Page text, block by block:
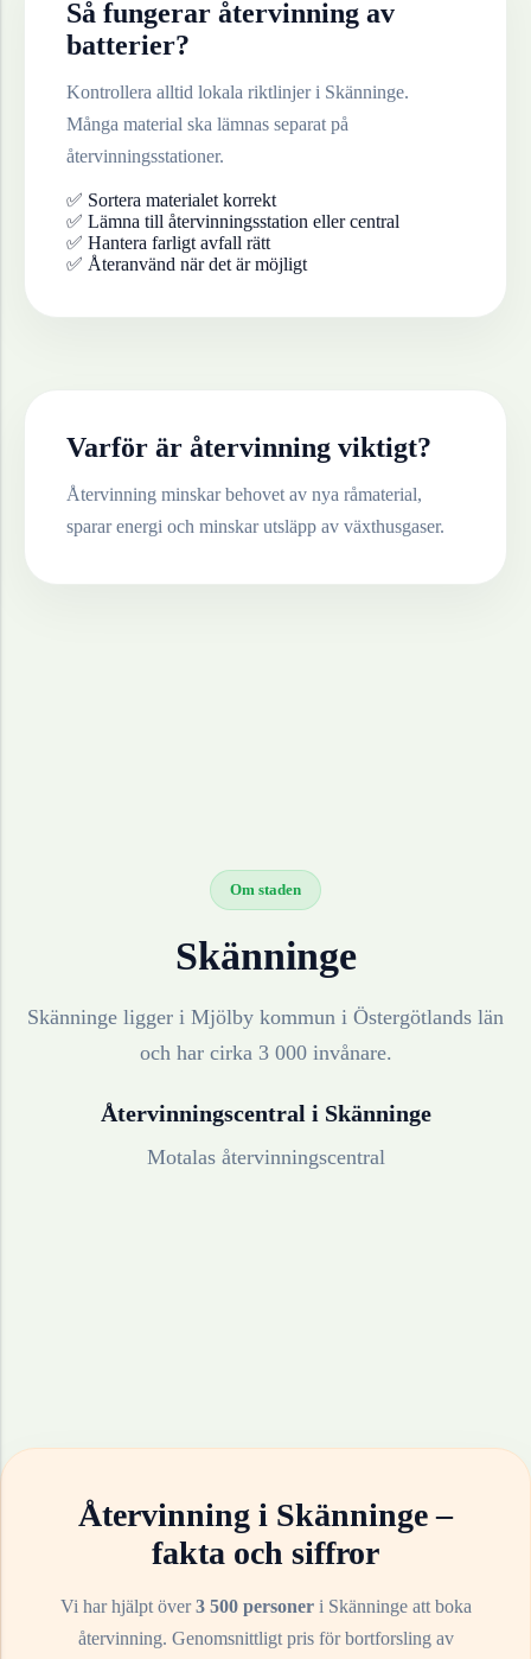
Så fungerar återvinning av
batterier?
Kontrollera alltid lokala riktlinjer i Skänninge.
Många material ska lämnas separat på
återvinningsstationer.
✅ Sortera materialet korrekt
✅ Lämna till återvinningsstation eller central
✅ Hantera farligt avfall rätt
✅ Återanvänd när det är möjligt
Varför är återvinning viktigt?
Återvinning minskar behovet av nya råmaterial,
sparar energi och minskar utsläpp av växthusgaser.
Om staden
Skänninge
Skänninge ligger i Mjölby kommun i Östergötlands län
och har cirka 3 000 invånare.
Återvinningscentral i Skänninge
Motalas återvinningscentral
Återvinning i Skänninge–
fakta och siffror
Vi har hjälpt över3 500 personeri Skänningeatt boka
återvinning. Genomsnittligt pris för bortforsling av